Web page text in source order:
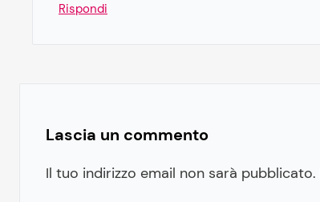
Rispondi
Lascia un commento
Il tuo indirizzo email non sarà pubblicato.